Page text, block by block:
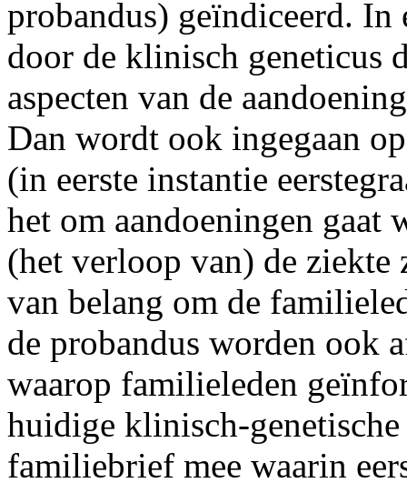
probandus) geïndiceerd. In
door de klinisch geneticus
aspecten van de
Dan wordt ook ingegaan
(in eerste instantie
het om aandoeningen gaat
(het verloop van) de ziekte
van belang om de
de probandus worden ook
waarop familieleden
huidige klinisch-
familiebrief mee waarin